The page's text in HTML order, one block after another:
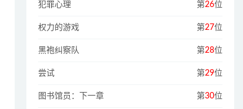
犯罪心理 第26位
权力的游戏 第27位
黑袍纠察队 第28位
尝试 第29位
图书馆员：下一章 第30位